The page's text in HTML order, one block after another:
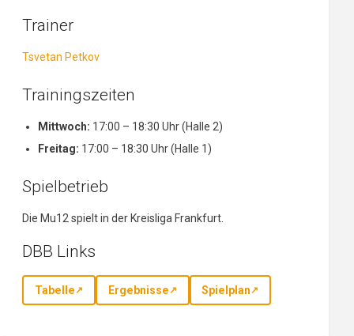
Trainer
Tsvetan Petkov
Trainingszeiten
Mittwoch: 17:00 – 18:30 Uhr (Halle 2)
Freitag: 17:00 – 18:30 Uhr (Halle 1)
Spielbetrieb
Die Mu12 spielt in der Kreisliga Frankfurt.
DBB Links
Tabelle Ergebnisse Spielplan